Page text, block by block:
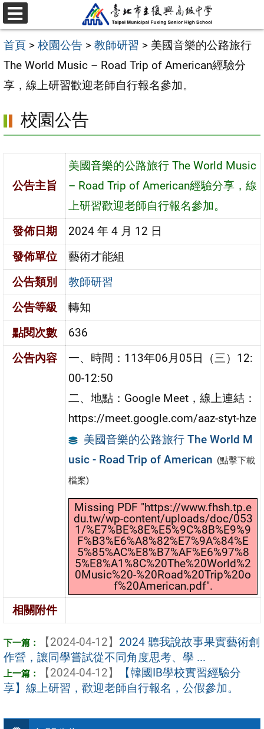
跳
至
主
要
內
區
選
單
首頁 > 校園公告 > 教師研習 > 美國音樂的公路旅行
The World Music – Road Trip of American經驗分
享，線上研習歡迎老師自行報名參加。
校園公告
公告主旨
美國音樂的公路旅行 The World Music
– Road Trip of American經驗分享，線
上研習歡迎老師自行報名參加。
發佈日期
2024 年 4 月 12 日
發佈單位
藝術才能組
公告類別
教師研習
公告等級
轉知
點閱次數
636
公告內容
一、時間：113年06月05日（三）12:
00-12:50
二、地點：Google Meet，線上連結：
https://meet.google.com/aaz-styt-hze
美國音樂的公路旅行 The World M
usic - Road Trip of American (點擊下載
檔案)
Missing PDF "https://www.fhsh.tp.e
du.tw/wp-content/uploads/doc/053
1/%E7%BE%8E%E5%9C%8B%E9%9
F%B3%E6%A8%82%E7%9A%84%E
5%85%AC%E8%B7%AF%E6%97%8
5%E8%A1%8C%20The%20World%2
0Music%20-%20Road%20Trip%20o
f%20American.pdf".
相關附件
【2024-04-12】 2024 聽我說故事果實藝術創
作營，讓同學嘗試從不同角度思考、學 ...
【2024-04-12】
【韓國IB學校實習經驗分
享】線上研習，歡迎老師自行報名，公假參加。